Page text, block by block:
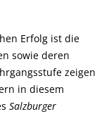
Erfolg ist die
sowie deren
zeigen
in diesem
Salzburger